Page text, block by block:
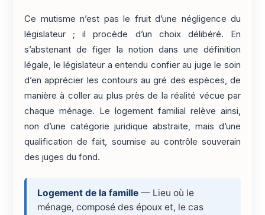
Ce mutisme n’est pas le fruit d’une négligence du
législateur ; il procède d’un choix délibéré. En
s’abstenant de figer la notion dans une définition
légale, le législateur a entendu confier au juge le soin
d’en apprécier les contours au gré des espèces, de
manière à coller au plus près de la réalité vécue par
chaque ménage. Le logement familial relève ainsi,
non d’une catégorie juridique abstraite, mais d’une
qualification de fait, soumise au contrôle souverain
des juges du fond.
Logement de la famille — Lieu où le
ménage, composé des époux et, le cas